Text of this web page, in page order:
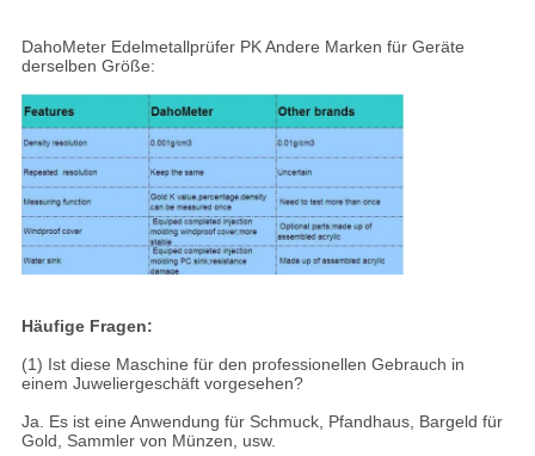
DahoMeter Edelmetallprüfer PK Andere Marken für Geräte
derselben Größe:
Häufige Fragen:
(1) Ist diese Maschine für den professionellen Gebrauch in
einem Juweliergeschäft vorgesehen?
Ja. Es ist eine Anwendung für Schmuck, Pfandhaus, Bargeld für
Gold, Sammler von Münzen, usw.